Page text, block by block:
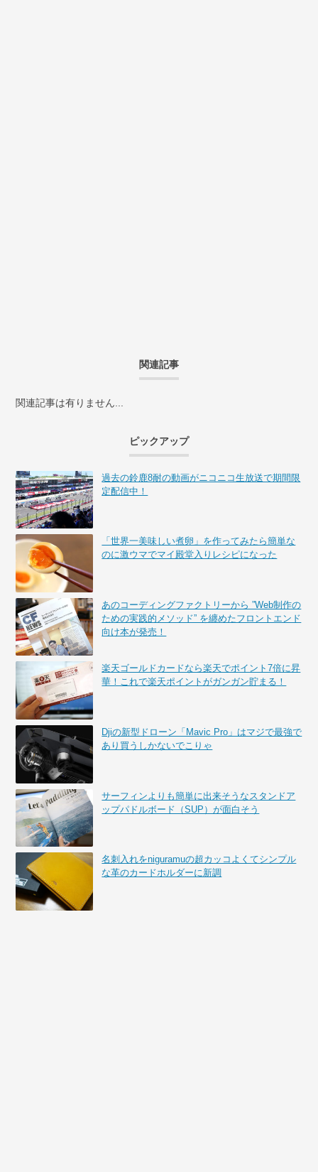
関連記事
関連記事は有りません...
ピックアップ
過去の鈴鹿8耐の動画がニコニコ生放送で期間限
定配信中！
「世界一美味しい煮卵」を作ってみたら簡単な
のに激ウマでマイ殿堂入りレシピになった
あのコーディングファクトリーから ”Web制作の
ための実践的メソッド” を纏めたフロントエンド
向け本が発売！
楽天ゴールドカードなら楽天でポイント7倍に昇
華！これで楽天ポイントがガンガン貯まる！
Djiの新型ドローン「Mavic Pro」はマジで最強で
あり買うしかないでこりゃ
サーフィンよりも簡単に出来そうなスタンドア
ップパドルボード（SUP）が面白そう
名刺入れをniguramuの超カッコよくてシンプル
な革のカードホルダーに新調